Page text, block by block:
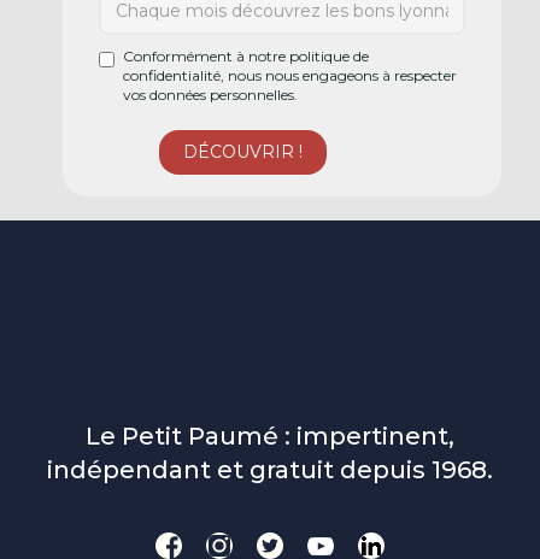
Conformément à notre politique de
confidentialité, nous nous engageons à respecter
vos données personnelles.
Le Petit Paumé : impertinent,
indépendant et gratuit depuis 1968.